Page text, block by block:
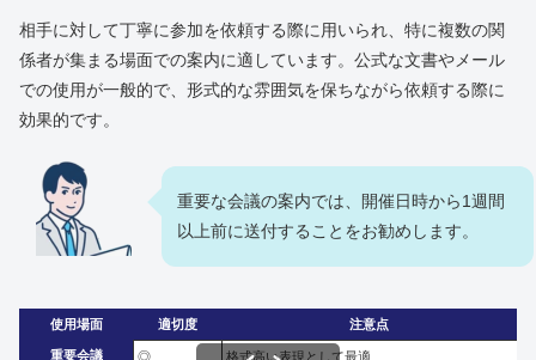
相手に対して丁寧に参加を依頼する際に用いられ、特に複数の関
係者が集まる場面での案内に適しています。公式な文書やメール
での使用が一般的で、形式的な雰囲気を保ちながら依頼する際に
効果的です。
重要な会議の案内では、開催日時から1週間
以上前に送付することをお勧めします。
使用場面 適切度 注意点
重要会議 ◎ 格式高い表現として最適